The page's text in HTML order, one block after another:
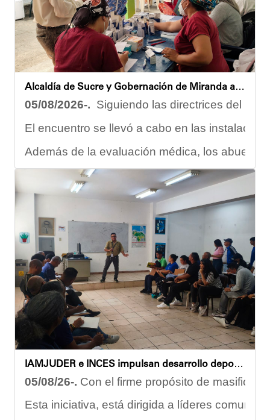
El programa "Café con Leyes" se consolida
Oskarina Rosso. Alcaldía de Sucre y Gobernación de Miranda atendieron a más de 100 adultos mayores en Petare
05/08/2026-. Siguiendo las directrices del
El encuentro se llevó a cabo en las
Además de la evaluación médica, los abuelos
Carmen Herrera, integrante activa de esta
“Tengo una excelente atención por parte del
Gracias al trabajo articulado de un equipo
Anyelimar Sierra.
IAMJUDER e INCES impulsan desarrollo deportivo con nuevos talleres de formación para promotores
05/08/26-. Con el firme propósito de masificar
Esta iniciativa, está dirigida a líderes